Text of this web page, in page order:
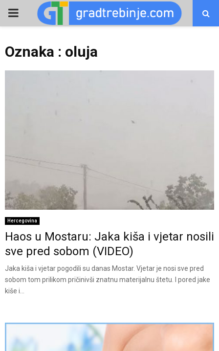
PRIMARY
Oznaka : oluja
Hercegovina
Haos u Mostaru: Jaka kiša i vjetar nosili
sve pred sobom (VIDEO)
Jaka kiša i vjetar pogodili su danas Mostar. Vjetar je nosi sve pred
sobom tom prilikom pričinivši znatnu materijalnu štetu. I pored jake
kiše i...